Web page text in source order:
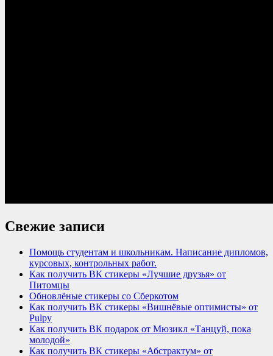
Свежие записи
Помощь студентам и школьникам. Написание дипломов,
курсовых, контрольных работ.
Как получить ВК стикеры «Лучшие друзья» от
Питомцы
Обновлёные стикеры со Сберкотом
Как получить ВК стикеры «Вишнёвые оптимисты» от
Pulpy
Как получить ВК подарок от Мюзикл «Танцуй, пока
молодой»
Как получить ВК стикеры «Абстрактум» от